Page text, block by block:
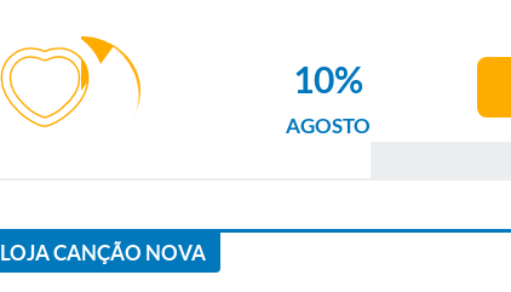
AGOSTO
10%
LOJA CANÇÃO NOVA